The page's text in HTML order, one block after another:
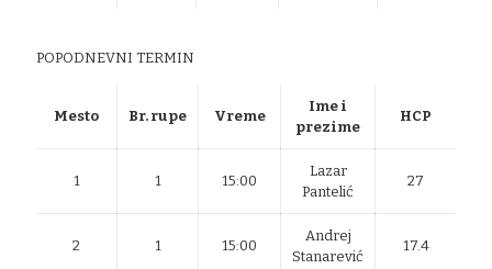
POPODNEVNI TERMIN
Mesto Br. rupe Vreme
Ime i
prezime
HCP
1 1 15:00
Lazar
Pantelić
27
2 1 15:00
Andrej
Stanarević
17.4